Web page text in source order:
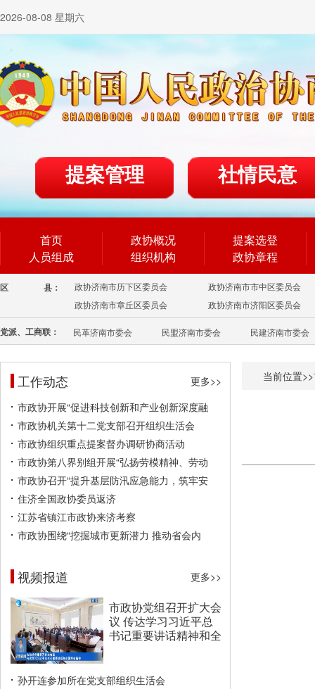
2026-08-08 星期六
提案管理 社情民意
首页
人员组成
政协概况
组织机构
提案选登
政协章程
区 县： 政协济南市历下区委员会
政协济南市市中区委员会
政协济南市章丘区委员会
政协济南市济阳区委员会
党派、工商联： 民革济南市委会 民盟济南市委会 民建济南市委会
工作动态
更多>>
市政协开展“促进科技创新和产业创新深度融
市政协机关第十二党支部召开组织生活会
市政协组织重点提案督办调研协商活动
市政协第八界别组开展“弘扬劳模精神、劳动
市政协召开“提升基层防汛应急能力，筑牢安
住济全国政协委员返济
江苏省镇江市政协来济考察
市政协围绕“挖掘城市更新潜力 推动省会内
视频报道 更多>>
市政协党组召开扩大会
议 传达学习习近平总
书记重要讲话精神和全
孙开连参加所在党支部组织生活会
当前位置>>